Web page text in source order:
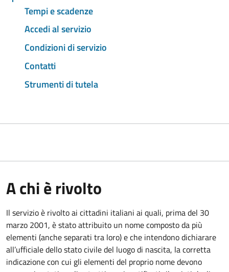
Tempi e scadenze
Accedi al servizio
Condizioni di servizio
Contatti
Strumenti di tutela
A chi è rivolto
Il servizio è rivolto ai cittadini italiani ai quali, prima del 30
marzo 2001, è stato attribuito un nome composto da più
elementi (anche separati tra loro) e che intendono dichiarare
all’ufficiale dello stato civile del luogo di nascita, la corretta
indicazione con cui gli elementi del proprio nome devono